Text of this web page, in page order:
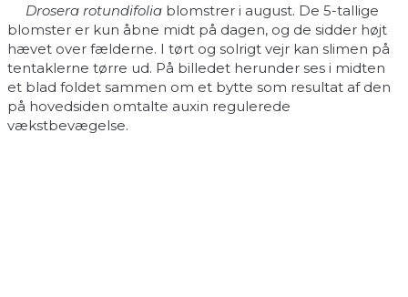
Drosera rotundifolia blomstrer i august. De 5-tallige
blomster er kun åbne midt på dagen, og de sidder højt
hævet over fælderne. I tørt og solrigt vejr kan slimen på
tentaklerne tørre ud. På billedet herunder ses i midten
et blad foldet sammen om et bytte som resultat af den
på hovedsiden omtalte auxin regulerede
vækstbevægelse.